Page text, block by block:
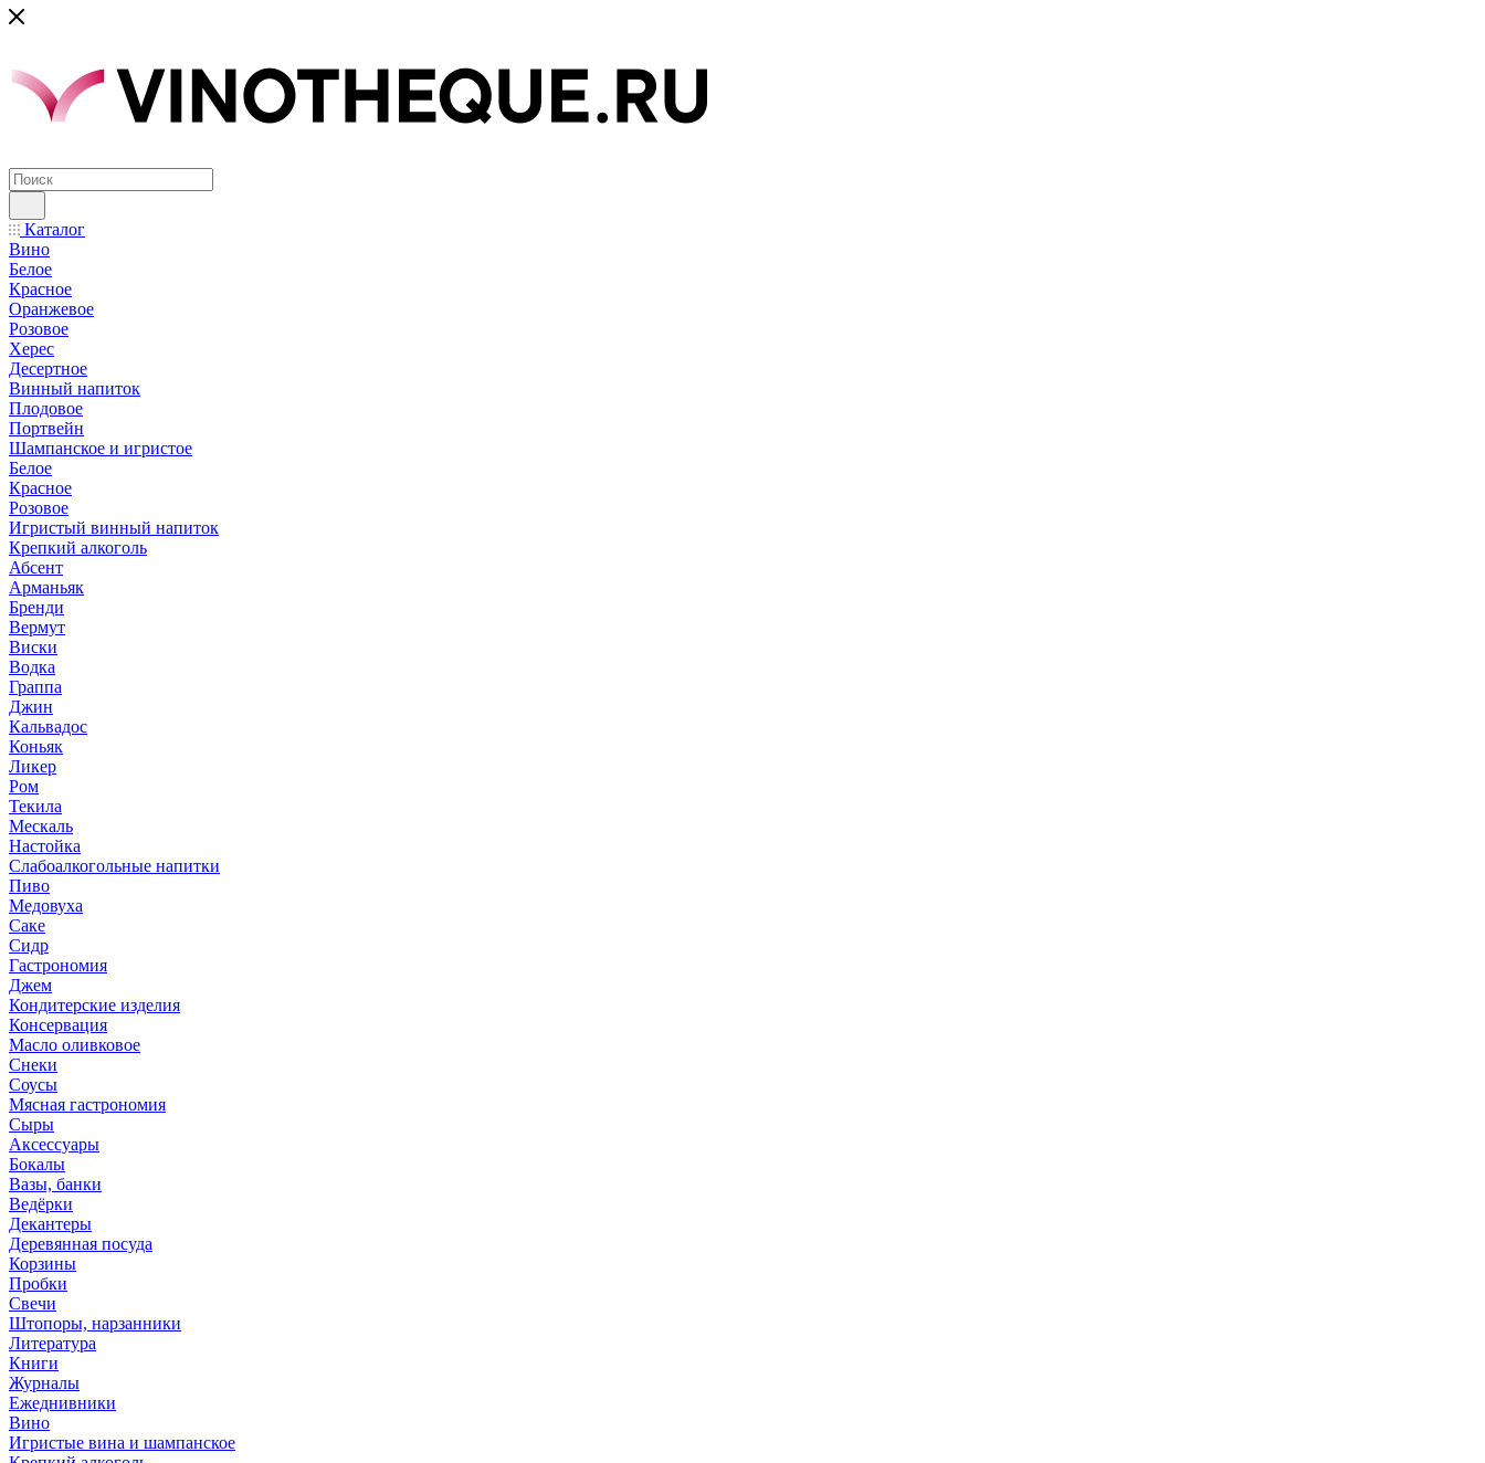
Каталог
Вино
Белое
Красное
Оранжевое
Розовое
Херес
Десертное
Винный напиток
Плодовое
Портвейн
Шампанское и игристое
Белое
Красное
Розовое
Игристый винный напиток
Крепкий алкоголь
Абсент
Арманьяк
Бренди
Вермут
Виски
Водка
Граппа
Джин
Кальвадос
Коньяк
Ликер
Ром
Текила
Мескаль
Настойка
Слабоалкогольные напитки
Пиво
Медовуха
Саке
Сидр
Гастрономия
Джем
Кондитерские изделия
Консервация
Масло оливковое
Снеки
Соусы
Мясная гастрономия
Сыры
Аксессуары
Бокалы
Вазы, банки
Ведёрки
Декантеры
Деревянная посуда
Корзины
Пробки
Свечи
Штопоры, нарзанники
Литература
Книги
Журналы
Ежеднивники
Вино
Игристые вина и шампанское